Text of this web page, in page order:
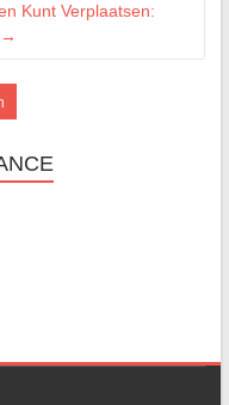
Kunt Verplaatsen:
→